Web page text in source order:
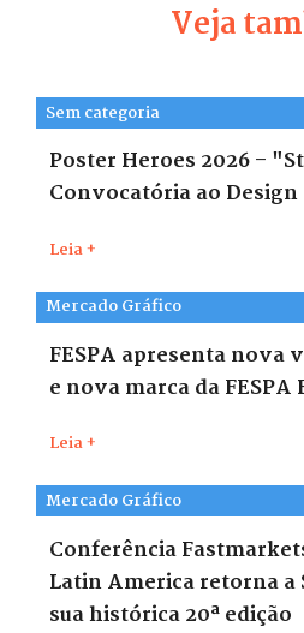
Veja
Sem categoria
Poster Heroes 2026 –
Convocatória ao
Leia +
Mercado Gráfico
FESPA apresenta nova
e nova marca da FESPA
Leia +
Mercado Gráfico
Conferência
Latin America retorna a
sua histórica 20ª edição